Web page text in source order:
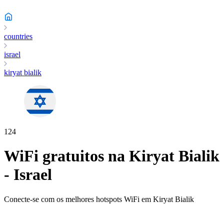
countries
israel
kiryat bialik
124
WiFi gratuitos na Kiryat Bialik
- Israel
Conecte-se com os melhores hotspots WiFi em Kiryat Bialik